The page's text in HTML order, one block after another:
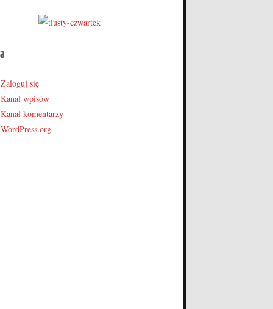
Zaloguj się
Kanał wpisów
Kanał komentarzy
WordPress.org